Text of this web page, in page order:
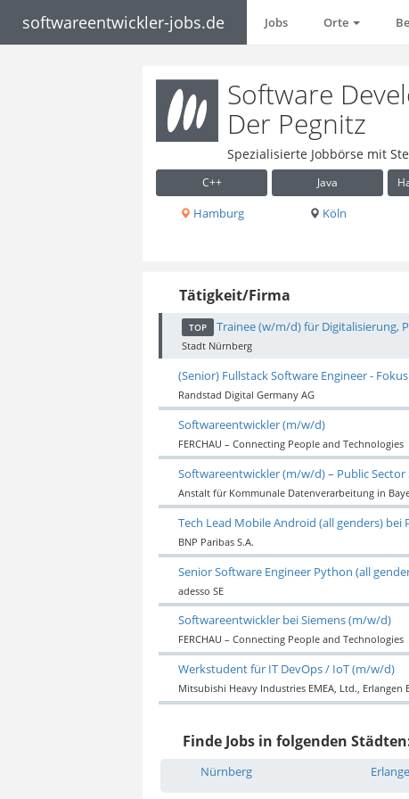
softwareentwickler-jobs.de Jobs Orte
Software
Der Pegnitz
Spezialisierte Jobbörse mit
C++ Java
Hamburg Köln
Tätigkeit/Firma
TOP Trainee (w/m/d) für Digitalisierung,
Stadt Nürnberg
(Senior) Fullstack Software Engineer -
Randstad Digital Germany AG
Softwareentwickler (m/w/d)
FERCHAU – Connecting People and Technologies
Softwareentwickler (m/w/d) – Public
Anstalt für Kommunale Datenverarbeitung in
Tech Lead Mobile Android (all genders) bei
BNP Paribas S.A.
Senior Software Engineer Python (all
adesso SE
Softwareentwickler bei Siemens (m/w/d)
FERCHAU – Connecting People and Technologies
Werkstudent für IT DevOps / IoT (m/w/d)
Mitsubishi Heavy Industries EMEA, Ltd., Erlangen
Finde Jobs in folgenden
Nürnberg